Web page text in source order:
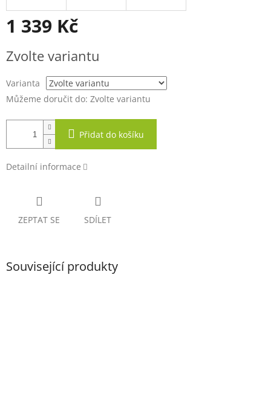
1 339 Kč
cena:
Zvolte variantu
Varianta
Můžeme doručit do: Zvolte variantu
Přidat do košíku
Detailní informace
ZEPTAT SE SDÍLET
Související produkty